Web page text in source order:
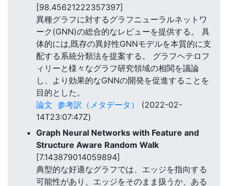
[98.45621222357397]
異種グラフに対するグラフニューラルネットワ
ーク(GNN)の総合的なレビューを提供する。 具
体的には,既存の異好性GNNモデルを本質的に支
配する系統分類法を提案する。 グラフヘテロフ
ィリーと様々なグラフ研究領域の相関を議論
し、より効果的なGNNの開発を促進することを
目的とした。
論文 参考訳（メタデータ）
(2022-02-
14T23:07:47Z)
Graph Neural Networks with Feature and
Structure Aware Random Walk
[7.143879014059894]
典型的な好適なグラフでは、エッジを指向する
可能性があり、エッジをそのまま扱うか、ある